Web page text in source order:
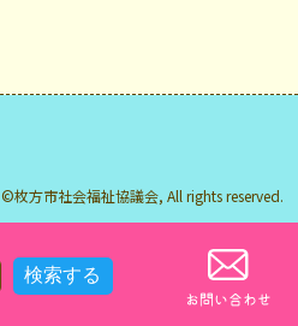
お問い合わせ
©枚方市社会福祉協議会, All rights reserved.